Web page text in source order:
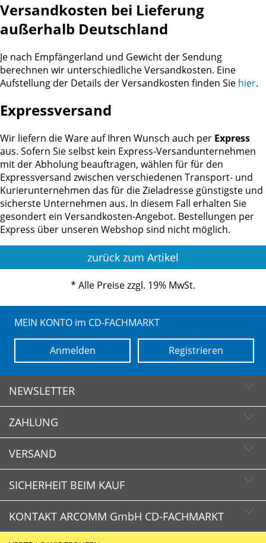
Versandkosten bei Lieferung
außerhalb Deutschland
Je nach Empfängerland und Gewicht der Sendung
berechnen wir unterschiedliche Versandkosten. Eine
Aufstellung der Details der Versandkosten finden Sie hier.
Expressversand
Wir liefern die Ware auf Ihren Wunsch auch per Express
aus. Sofern Sie selbst kein Express-Versandunternehmen
mit der Abholung beauftragen, wählen für für den
Expressversand zwischen verschiedenen Transport- und
Kurierunternehmen das für die Zieladresse günstigste und
sicherste Unternehmen aus. In diesem Fall erhalten Sie
gesondert ein Versandkosten-Angebot. Bestellungen per
Express über unseren Webshop sind nicht möglich.
zurück zum Artikel
* Alle Preise zzgl. 19% MwSt.
MEIN KONTO im CD-FACHMARKT
Registrieren
Anmelden
NEWSLETTER
Newsletter abonnieren
Newsletter abbestellen
ZAHLUNG
VERSAND
SICHERHEIT BEIM KAUF
CD-FACHMARKT.de
KONTAKT ARCOMM GmbH CD-FACHMARKT